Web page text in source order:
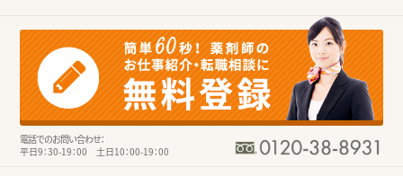
電話でのお問い合わせ：
平日9：30-19：00 土日10：00-19：00